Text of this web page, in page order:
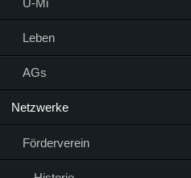
Leben
AGs
Netzwerke
Förderverein